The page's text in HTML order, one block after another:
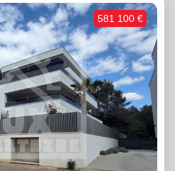
581 100 €